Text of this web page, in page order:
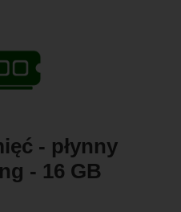
- płynny
- 16 GB